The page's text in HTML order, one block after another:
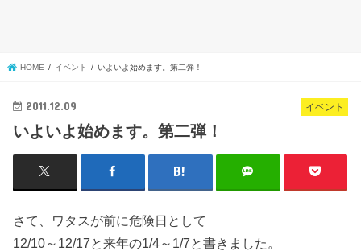
HOME イベント いよいよ始めます。第二弾！
イベント
2011.12.09
いよいよ始めます。第二弾！
さて、ワタスが前に危険日として
12/10～12/17と来年の1/4～1/7と書きました。